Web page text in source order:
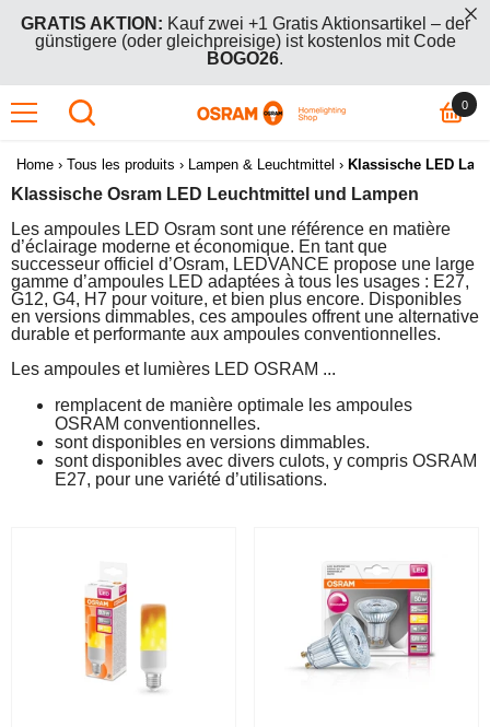
DESIGNLEUCHTEN-AKTION:Spare 30% auf alle Design-
und Vintageleuchten mit dem CodeSpare Vintage30
GRATIS AKTION:
Kauf zwei +1 Gratis Aktionsartikel – der
günstigere (oder gleichpreisige) ist kostenlos mit Code
DESIGNLEUCHTEN-AKTION:Spare 30% auf alle Design-
GRATIS AKTION:Kauf zwei +1 Gratis Aktionsartikel – der
günstigere (oder gleichpreisige) ist kostenlos mit Code
BOGO26.
00
Home › Tous les produits › Lampen & Leuchtmittel › Klassische LED
Klassische Osram LED Leuchtmittel und Lampen
Les ampoules LED Osram sont une référence en matière
d’éclairage moderne et économique. En tant que
successeur officiel d’Osram, LEDVANCE propose une large
gamme d’ampoules LED adaptées à tous les usages : E27,
G12, G4, H7 pour voiture, et bien plus encore. Disponibles
en versions dimmables, ces ampoules offrent une alternative
durable et performante aux ampoules conventionnelles.
Les ampoules et lumières LED OSRAM ...
remplacent de manière optimale les ampoules
OSRAM conventionnelles.
sont disponibles en versions dimmables.
sont disponibles avec divers culots, y compris OSRAM
E27, pour une variété d’utilisations.